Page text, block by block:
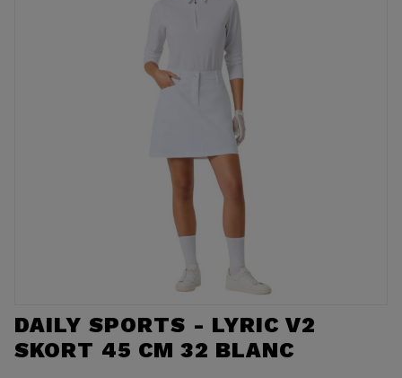
DAILY SPORTS - LYRIC V2
SKORT 45 CM 32 BLANC